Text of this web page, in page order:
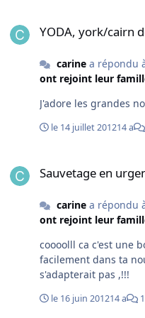
YODA, york/cairn
carinea répondu
ont rejoint leur
le 14 juillet 201214 a
Sauvetage en
carinea répondu
ont rejoint leur
coooolll ca c'est une
facilement dans ta
s'adapterait pas ,!!!
le 16 juin 201214 a